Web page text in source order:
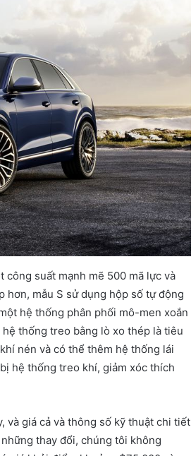
công suất mạnh mẽ 500 mã lực và
hơn, mẫu S sử dụng hộp số tự động
hệ thống phân phối mô-men xoắn
thống treo bằng lò xo thép là tiêu
nén và có thể thêm hệ thống lái
hệ thống treo khí, giảm xóc thích
và giá cả và thông số kỹ thuật chi tiết
thay đổi, chúng tôi không